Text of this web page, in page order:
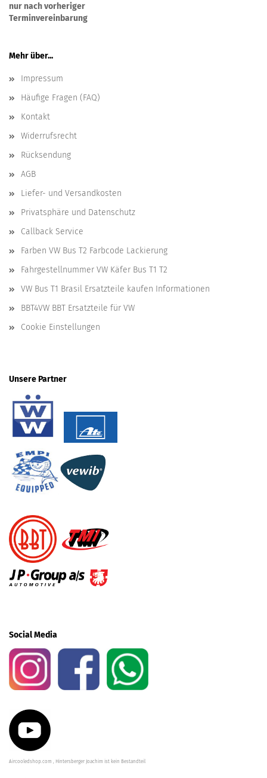
nur nach vorheriger
Terminvereinbarung
Mehr über...
Impressum
Häufige Fragen (FAQ)
Kontakt
Widerrufsrecht
Rücksendung
AGB
Liefer- und Versandkosten
Privatsphäre und Datenschutz
Callback Service
Farben VW Bus T2 Farbcode Lackierung
Fahrgestellnummer VW Käfer Bus T1 T2
VW Bus T1 Brasil Ersatzteile kaufen Informationen
BBT4VW BBT Ersatzteile für VW
Cookie Einstellungen
Unsere Partner
Social Media
Aircooledshop.com , Hintersberger Joachim ist kein Bestandteil